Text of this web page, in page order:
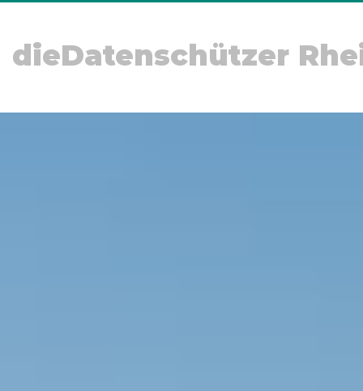
dieDatenschützer